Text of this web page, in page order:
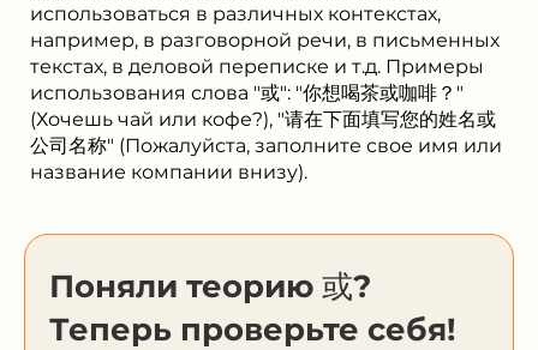
использоваться в различных контекстах,
например, в разговорной речи, в письменных
текстах, в деловой переписке и т.д. Примеры
использования слова "或": "你想喝茶或咖啡？"
(Хочешь чай или кофе?), "请在下面填写您的姓名或
公司名称" (Пожалуйста, заполните свое имя или
название компании внизу).
Поняли теорию 或?
Теперь проверьте себя!